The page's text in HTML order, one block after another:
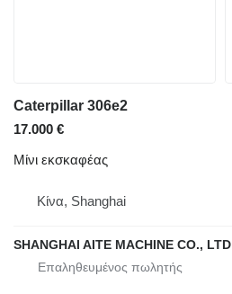
Caterpillar 306e2
17.000 €
Μίνι εκσκαφέας
Κίνα, Shanghai
SHANGHAI AITE MACHINE CO., LTD